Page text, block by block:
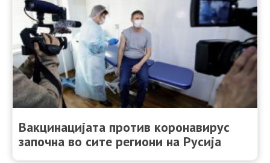
Вакцинацијата против коронавирус
започна во сите региони на Русија